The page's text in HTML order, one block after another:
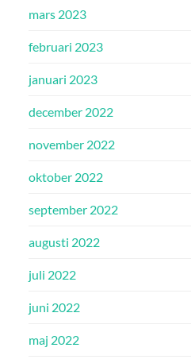
mars 2023
februari 2023
januari 2023
december 2022
november 2022
oktober 2022
september 2022
augusti 2022
juli 2022
juni 2022
maj 2022